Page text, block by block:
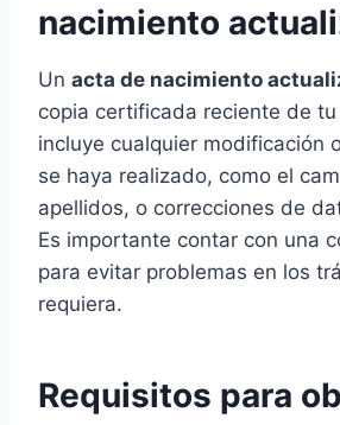
nacimiento
Un acta de nacimiento
copia certificada reciente de
incluye cualquier modificación
se haya realizado, como el
apellidos, o correcciones de
Es importante contar con una
para evitar problemas en los
requiera.
Requisitos para